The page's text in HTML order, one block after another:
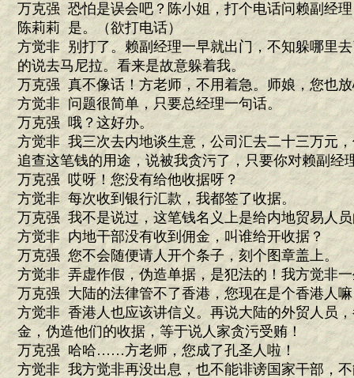
万克强 恐怕是误会吧？陈小姐，打个电话问赖副经
陈莉莉 是。（欲打电话）
方觉非 别打了。赖副经理一早就出门，不知躲哪里
的说去马尼拉。看来是故意躲着我。
万克强 真不像话！方老师，不用着急。师娘，您也
方觉非 问题很简单，只要总经理一句话。
万克强 哦？这好办。
方觉非 我三次去内地谈生意，公司汇去二十三万元
追查这笔钱的用途，说被我贪污了，只要你对赖副经
万克强 哎呀！您没有给他收据呀？
方觉非 每次收到银行汇款，我都签了收据。
万克强 我不是说过，这笔钱名义上是给内地贸易人
方觉非 内地干部没有收到佣金，叫谁给开收据？
万克强 您不会随便请人开个条子，刻个图章盖上。
方觉非 弄虚作假，伪造单据，是犯法的！我方觉非
万克强 大陆的法律管不了香港，您现在是个香港人
方觉非 香港人也应该讲信义。再说大陆的外贸人员
金，伪造他们的收据，等于说人家贪污受贿！
万克强 哈哈……方老师，您成了孔圣人啦！
方觉非 我方觉非再没出息，也不能诽谤国家干部，